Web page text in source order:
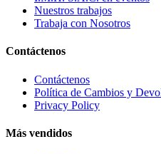
Nuestros trabajos
Trabaja con Nosotros
Contáctenos
Contáctenos
Política de Cambios y
Privacy Policy
Más vendidos